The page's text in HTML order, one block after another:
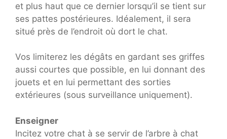
et plus haut que ce dernier lorsqu’il se tient sur
ses pattes postérieures. Idéalement, il sera
situé près de l’endroit où dort le chat.
Vos limiterez les dégâts en gardant ses griffes
aussi courtes que possible, en lui donnant des
jouets et en lui permettant des sorties
extérieures (sous surveillance uniquement).
Enseigner
Incitez votre chat à se servir de l’arbre à chat